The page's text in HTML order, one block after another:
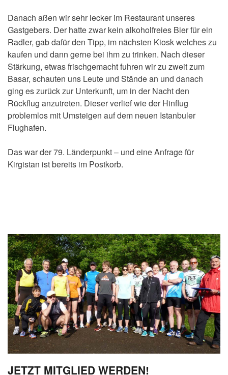
Danach aßen wir sehr lecker im Restaurant unseres
Gastgebers. Der hatte zwar kein alkoholfreies Bier für ein
Radler, gab dafür den Tipp, im nächsten Kiosk welches zu
kaufen und dann gerne bei ihm zu trinken. Nach dieser
Stärkung, etwas frischgemacht fuhren wir zu zweit zum
Basar, schauten uns Leute und Stände an und danach
ging es zurück zur Unterkunft, um in der Nacht den
Rückflug anzutreten. Dieser verlief wie der Hinflug
problemlos mit Umsteigen auf dem neuen Istanbuler
Flughafen.
Das war der 79. Länderpunkt – und eine Anfrage für
Kirgistan ist bereits im Postkorb.
JETZT MITGLIED WERDEN!